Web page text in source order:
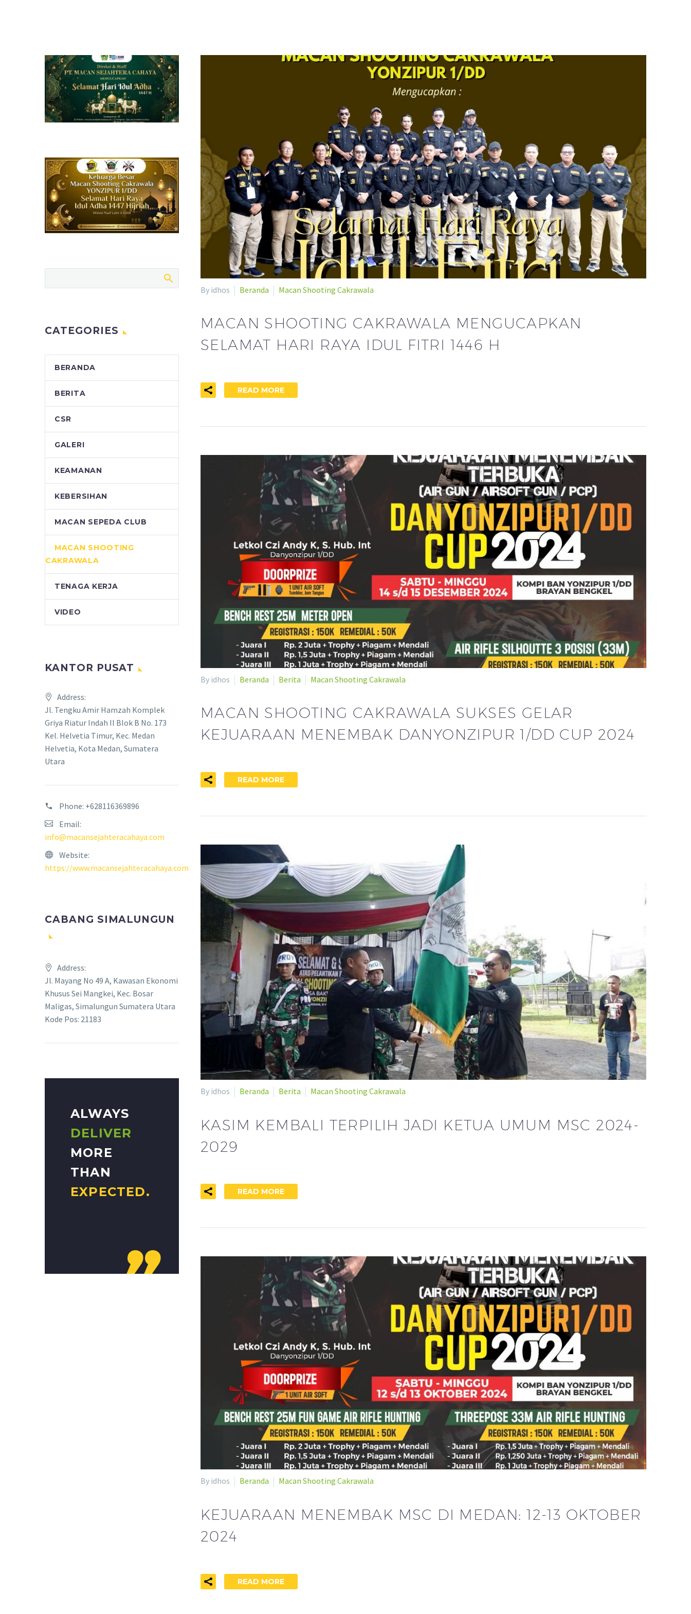
By idhos Beranda Macan Shooting Cakrawala
MACAN SHOOTING CAKRAWALA MENGUCAPKAN
SELAMAT HARI RAYA IDUL FITRI 1446 H
READ MORE
By idhos Beranda Berita Macan Shooting Cakrawala
MACAN SHOOTING CAKRAWALA SUKSES GELAR
KEJUARAAN MENEMBAK DANYONZIPUR 1/DD CUP 2024
READ MORE
By idhos Beranda Berita Macan Shooting Cakrawala
KASIM KEMBALI TERPILIH JADI KETUA UMUM MSC 2024-
2029
READ MORE
By idhos Beranda Macan Shooting Cakrawala
KEJUARAAN MENEMBAK MSC DI MEDAN: 12-13 OKTOBER
2024
READ MORE
CATEGORIES
BERANDA
BERITA
CSR
GALERI
KEAMANAN
KEBERSIHAN
MACAN SEPEDA CLUB
MACAN SHOOTING
CAKRAWALA
TENAGA KERJA
VIDEO
KANTOR PUSAT
Address:
Jl. Tengku Amir Hamzah Komplek
Griya Riatur Indah II Blok B No. 173
Kel. Helvetia Timur, Kec. Medan
Helvetia, Kota Medan, Sumatera
Utara
Phone: +628116369896
Email:
info@macansejahteracahaya.com
Website:
https://www.macansejahteracahaya.com
CABANG SIMALUNGUN
Address:
Jl. Mayang No 49 A, Kawasan Ekonomi
Khusus Sei Mangkei, Kec. Bosar
Maligas, Simalungun Sumatera Utara
Kode Pos: 21183
ALWAYS
DELIVER
MORE
THAN
EXPECTED.
